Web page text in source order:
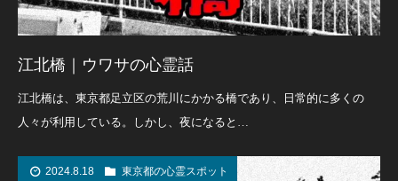
江北橋｜ウワサの心霊話
江北橋は、東京都足立区の荒川にかかる橋であり、日常的に多くの
人々が利用している。しかし、夜になると…
2024.8.18 東京都の心霊スポット